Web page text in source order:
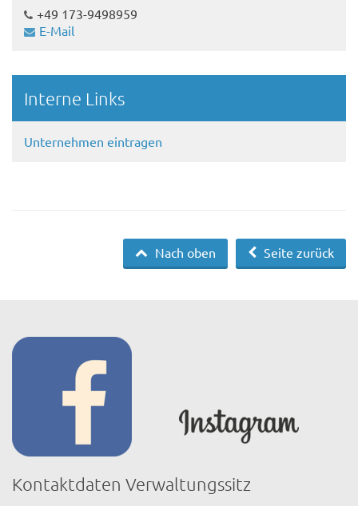
+49 173-9498959
E-Mail
Interne Links
Unternehmen eintragen
Seite zurück
Nach oben
Kontaktdaten Verwaltungssitz